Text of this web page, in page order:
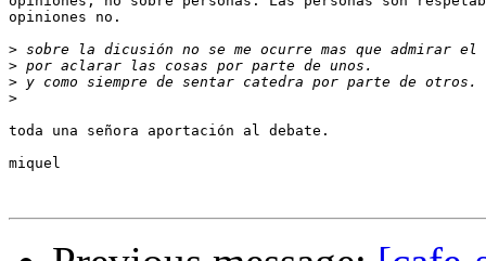
opiniones no.
>
>
>
>
toda una señora aportación al debate.
miquel